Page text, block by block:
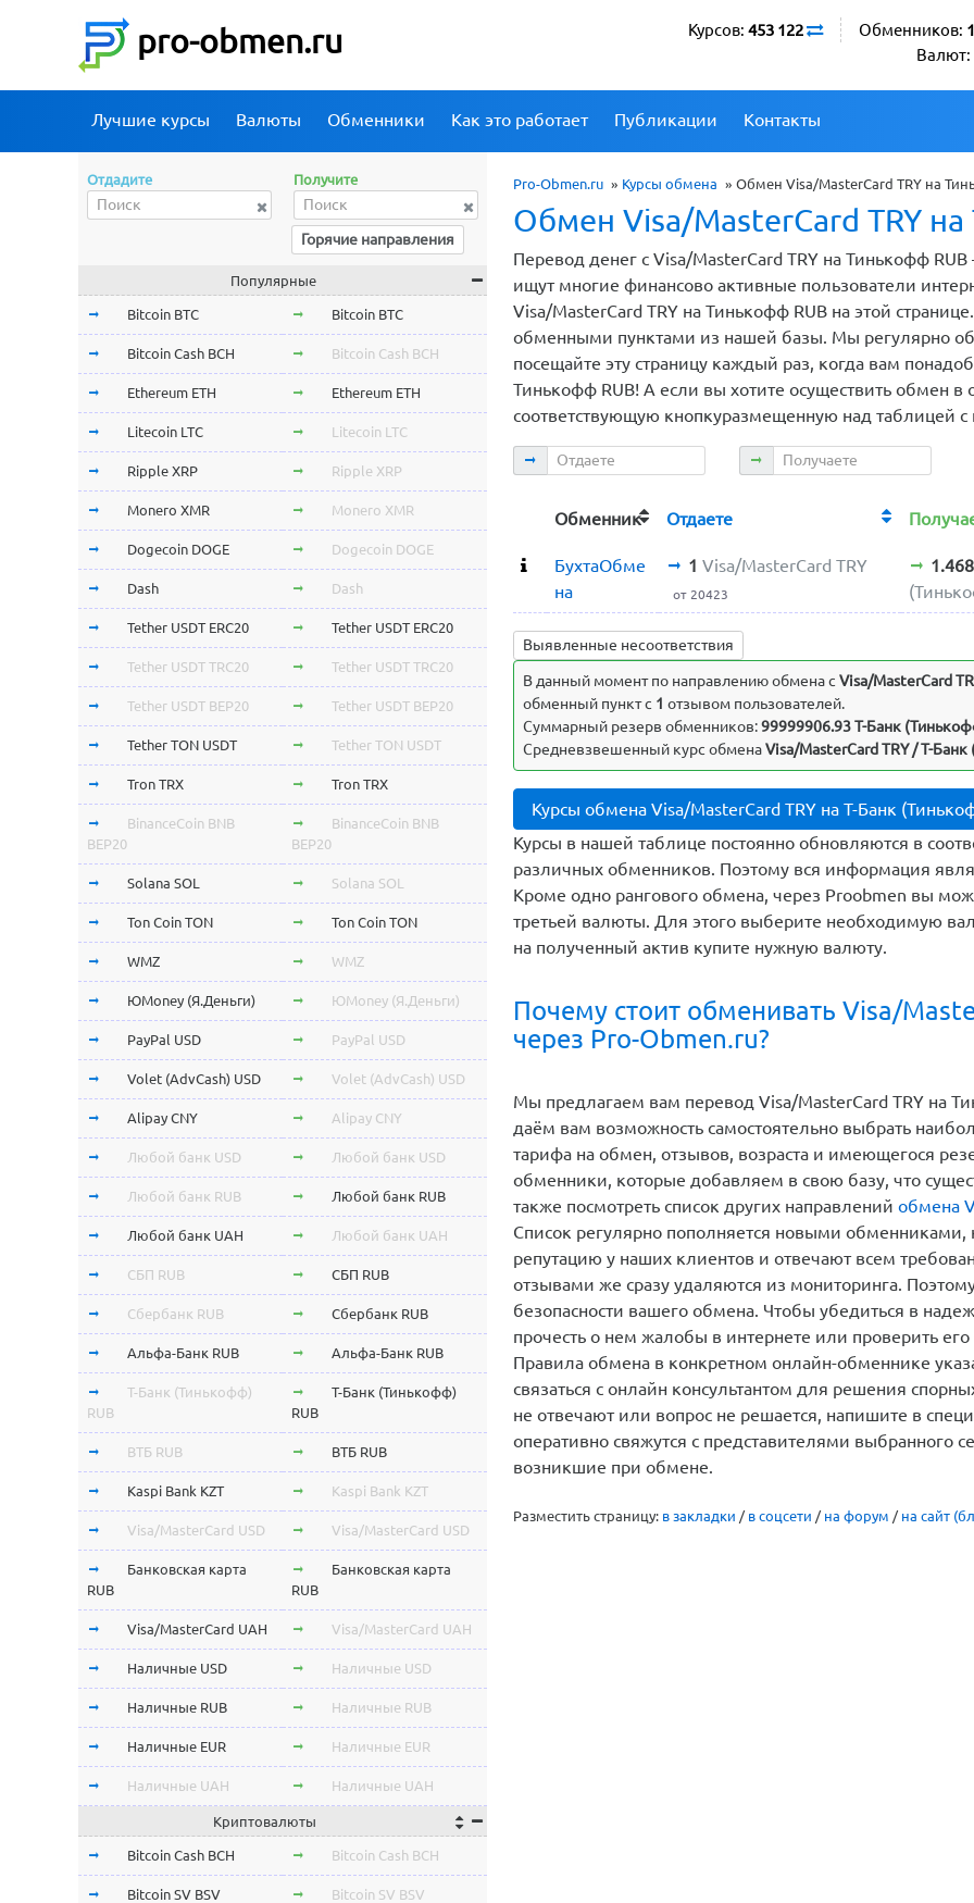
pro-obmen.ru Обменников:
Валют:
Курсов: 453 122
Лучшие курсы Валюты Обменники Как это работает Публикации Контакты
Pro-Obmen.ru » Курсы обмена » Обмен Visa/MasterCard TRY на
Обмен Visa/MasterCard TRY
Перевод денег с Visa/MasterCard TRY на Тинькофф
ищут многие финансово активные пользователи
Visa/MasterCard TRY на Тинькофф RUB на этой
обменными пунктами из нашей базы. Мы регулярно
посещайте эту страницу каждый раз, когда вам
Тинькофф RUB! А если вы хотите осуществить обмен
соответствующую кнопкуразмещенную над таблицей с
Отдаете Получаете
Обменник Отдаете
БухтаОбме
на
1 Visa/MasterCard TRY
от 20423
Выявленные несоответствия
В данный момент по направлению обмена c Visa/MasterCard
обменный пункт с 1 отзывом пользователей.
Суммарный резерв обменников:99999906.93 Т-Банк
Средневзвешенный курс обменаVisa/MasterCard TRY / Т-
Курсы обмена Visa/MasterCard TRY на Т-Банк
Курсы в нашей таблице постоянно обновляются в
различных обменников. Поэтому вся информация
Кроме одно рангового обмена, через Proobmen вы
третьей валюты. Для этого выберите необходимую
на полученный актив купите нужную валюту.
Почему стоит обменивать Visa/
через Pro-Obmen.ru?
Мы предлагаем вам перевод Visa/MasterCard TRY на
даём вам возможность самостоятельно выбрать
тарифа на обмен, отзывов, возраста и имеющегося
обменники, которые добавляем в свою базу, что
также посмотреть список других направлений обмена
Список регулярно пополняется новыми
репутацию у наших клиентов и отвечают всем
отзывами же сразу удаляются из мониторинга.
безопасности вашего обмена. Чтобы убедиться в
прочесть о нем жалобы в интернете или проверить его
Правила обмена в конкретном онлайн-обменнике
связаться с онлайн консультантом для решения
не отвечают или вопрос не решается, напишите в
оперативно свяжутся с представителями выбранного
возникшие при обмене.
Разместить страницу: в закладки / в соцсети / на форум / на сайт
Отдадите Получите
Горячие направления
Популярные
Bitcoin BTC Bitcoin BTC
Bitcoin Cash BCH Bitcoin Cash BCH
Ethereum ETH Ethereum ETH
Litecoin LTC Litecoin LTC
Ripple XRP Ripple XRP
Monero XMR Monero XMR
Dogecoin DOGE Dogecoin DOGE
Dash Dash
Tether USDT ERC20 Tether USDT ERC20
Tether USDT TRC20 Tether USDT TRC20
Tether USDT BEP20 Tether USDT BEP20
Tether TON USDT Tether TON USDT
Tron TRX Tron TRX
BinanceCoin BNB
BEP20
BinanceCoin BNB
BEP20
Solana SOL Solana SOL
Ton Coin TON Ton Coin TON
WMZ WMZ
ЮMoney (Я.Деньги) ЮMoney (Я.Деньги)
PayPal USD PayPal USD
Volet (AdvCash) USD Volet (AdvCash) USD
Alipay CNY Alipay CNY
Любой банк USD Любой банк USD
Любой банк RUB Любой банк RUB
Любой банк UAH Любой банк UAH
СБП RUB СБП RUB
Сбербанк RUB Сбербанк RUB
Альфа-Банк RUB Альфа-Банк RUB
Т-Банк (Тинькофф)
RUB
Т-Банк (Тинькофф)
RUB
ВТБ RUB ВТБ RUB
Kaspi Bank KZT Kaspi Bank KZT
Visa/MasterCard USD Visa/MasterCard USD
Банковская карта
RUB
Банковская карта
RUB
Visa/MasterCard UAH Visa/MasterCard UAH
Наличные USD Наличные USD
Наличные RUB Наличные RUB
Наличные EUR Наличные EUR
Наличные UAH Наличные UAH
Криптовалюты
Bitcoin Cash BCH Bitcoin Cash BCH
Bitcoin SV BSV Bitcoin SV BSV